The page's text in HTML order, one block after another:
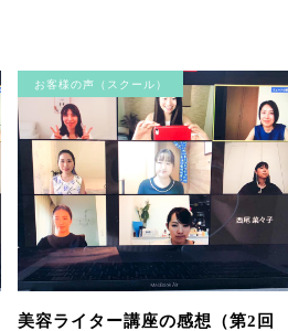
お客様の声（スクール）
美容ライター講座の感想（第2回